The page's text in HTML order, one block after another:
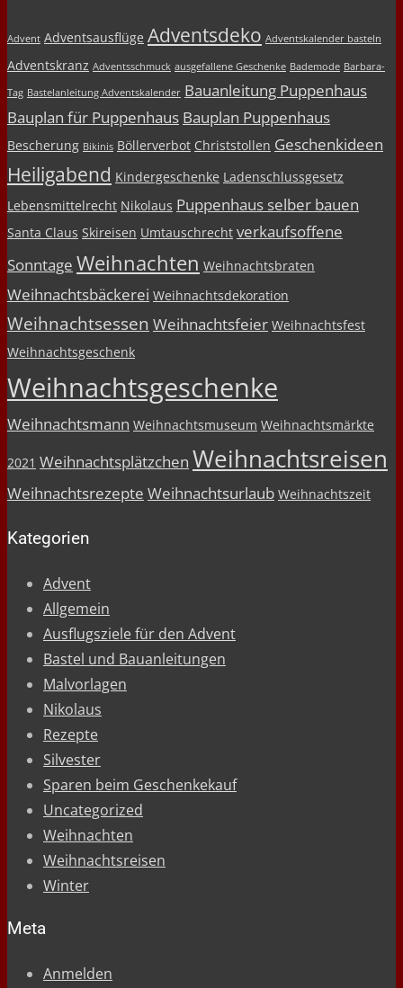
Advent Adventsausflüge Adventsdeko Adventskalender basteln
Adventskranz Adventsschmuck ausgefallene Geschenke Bademode Barbara-
Tag Bastelanleitung Adventskalender Bauanleitung Puppenhaus
Bauplan für Puppenhaus Bauplan Puppenhaus
Bescherung Bikinis Böllerverbot Christstollen Geschenkideen
Heiligabend Kindergeschenke Ladenschlussgesetz
Lebensmittelrecht Nikolaus Puppenhaus selber bauen
Santa Claus Skireisen Umtauschrecht verkaufsoffene
Sonntage Weihnachten Weihnachtsbraten
Weihnachtsbäckerei Weihnachtsdekoration
Weihnachtsessen Weihnachtsfeier Weihnachtsfest
Weihnachtsgeschenk
Weihnachtsgeschenke
Weihnachtsmann Weihnachtsmuseum Weihnachtsmärkte
2021 Weihnachtsplätzchen Weihnachtsreisen
Weihnachtsrezepte Weihnachtsurlaub Weihnachtszeit
Kategorien
Advent
Allgemein
Ausflugsziele für den Advent
Bastel und Bauanleitungen
Malvorlagen
Nikolaus
Rezepte
Silvester
Sparen beim Geschenkekauf
Uncategorized
Weihnachten
Weihnachtsreisen
Winter
Meta
Anmelden